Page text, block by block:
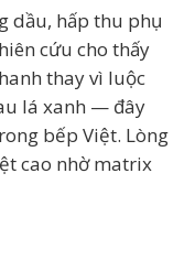
dầu, hấp thu phụ
cứu cho thấy
thay vì luộc
lá xanh — đây
bếp Việt. Lòng
cao nhờ matrix